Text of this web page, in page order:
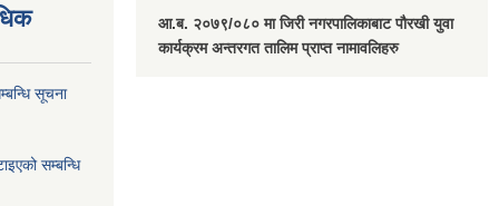
सूचना
सम्बन्धि
आ.ब. २०७९/०८० मा जिरी नगरपालिकाबाट पौरखी युवा
कार्यक्रम अन्तरगत तालिम प्राप्त नामावलिहरु